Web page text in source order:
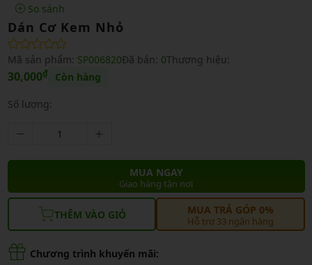
So sánh
Dán Cơ Kem Nhỏ
Mã sản phẩm: SP006820Đã bán: 0Thương hiệu:
30,000₫ Còn hàng
Số lượng:
MUA NGAY
Giao hàng tận nơi
THÊM VÀO GIỎ MUA TRẢ GÓP 0%
Hỗ trợ 33 ngân hàng
Chương trình khuyến mãi: